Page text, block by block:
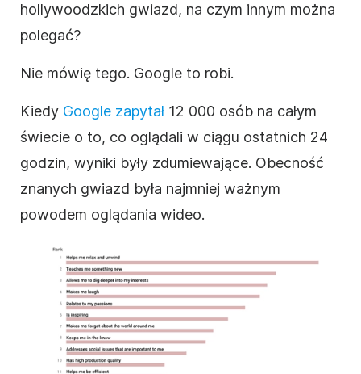
hollywoodzkich gwiazd, na czym innym można
polegać?
Nie mówię tego. Google to robi.
Kiedy Google zapytał 12 000 osób na całym
świecie o to, co oglądali w ciągu ostatnich 24
godzin, wyniki były zdumiewające. Obecność
znanych gwiazd była najmniej ważnym
powodem oglądania wideo.